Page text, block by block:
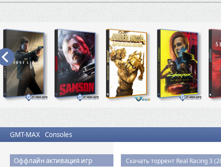
GMT-MAX Consoles
Оффлайн активация игр Скачать торрент Real Racing 3